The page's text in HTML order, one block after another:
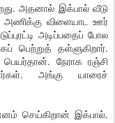
அதனால் இக்பால் வீடு
அணிக்கு விளையாட ஊர்
அடிப்பதைப் போல
பெற்றுத் தள்ளுகிறார்.
நேராக ரஞ்சி
அங்கு யாரைச்
செய்கிறான் இக்பால்.